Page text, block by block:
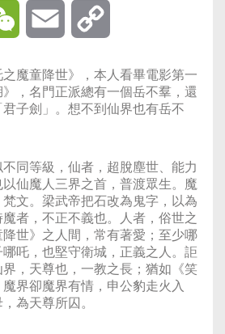
WeChat Email
魔童降世》，本人看畢電影第一
，名門正派總有一個岳不羣，還
子劍」。想不到仙界也有岳不
同等級，仙者，超脫塵世、能力
仙魔人三界之首，普渡眾生。魔
文。梁武帝把石改為鬼字，以為
者，不正不義也。人者，俗世之
降世》之人間，常有著愛；至少哪
吒，也堅守衛城，正義之人。詎
，天尊也，一教之長；猶如《笑
界卻魔界有情，申公豹走火入
為天尊所囚。